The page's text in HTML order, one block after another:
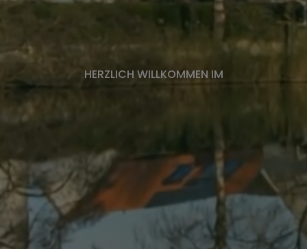
HERZLICH WILLKOMMEN IM